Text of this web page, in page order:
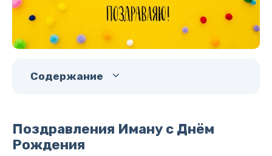
Содержание
Поздравления Иману с Днём
Рождения